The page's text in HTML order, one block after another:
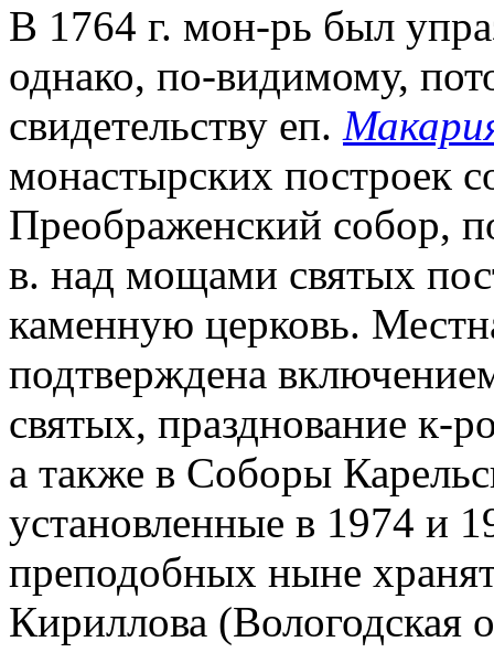
В 1764 г. мон-рь был
однако, по-видимому,
свидетельству еп.
монастырских построек
Преображенский собор,
в. над мощами святых
каменную церковь.
подтверждена
святых, празднование к-
а также в Соборы
установленные в 1974 и
преподобных ныне
Кириллова (Вологодская